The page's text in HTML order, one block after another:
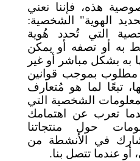
هذه، فإننا نعني
الهوية" الشخصية:
التي تُحدد هُوية
به أو تصفه أو يمكن
به بشكل مباشر أو غير
مطلوب بموجب قوانين
تبعًا لما هو مُتعارف
الشخصية التي
تعرب عن اهتمامك
حول منتجاتنا
في الأنشطة من
أو عندما تتصل بنا.